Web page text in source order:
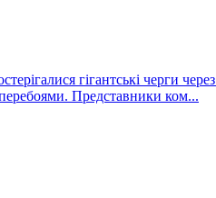
гігантські черги
Представники ком...